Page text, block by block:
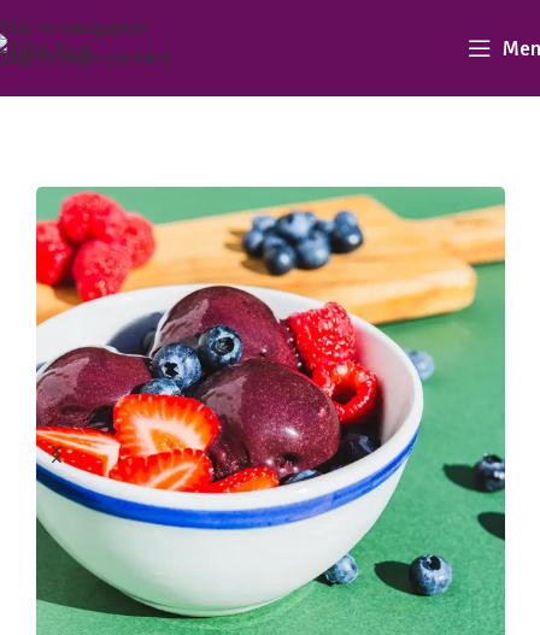
Skip to navigation
Skip to main content